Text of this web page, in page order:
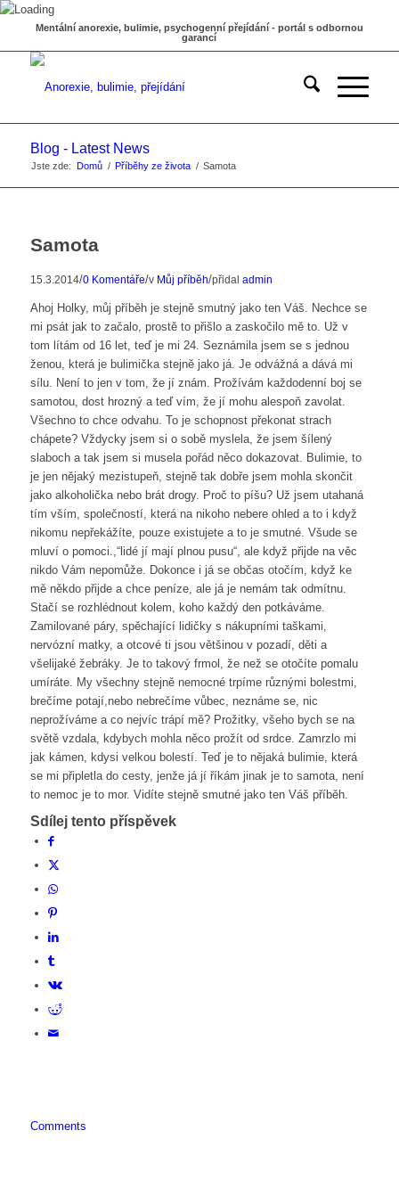
Mentální anorexie, bulimie, psychogenní přejídání - portál s odbornou
garancí
Blog - Latest News
Jste zde: Domů / Příběhy ze života / Samota
Samota
15.3.2014/0 Komentáře/v Můj příběh/přidal admin
Ahoj Holky, můj příběh je stejně smutný jako ten Váš. Nechce se
mi psát jak to začalo, prostě to přišlo a zaskočilo mě to. Už v
tom lítám od 16 let, teď je mi 24. Seznámila jsem se s jednou
ženou, která je bulimička stejně jako já. Je odvážná a dává mi
sílu. Není to jen v tom, že jí znám. Prožívám každodenní boj se
samotou, dost hrozný a teď vím, že jí mohu alespoň zavolat.
Všechno to chce odvahu. To je schopnost překonat strach
chápete? Vždycky jsem si o sobě myslela, že jsem šílený
slaboch a tak jsem si musela pořád něco dokazovat. Bulimie, to
je jen nějaký mezistupeň, stejně tak dobře jsem mohla skončit
jako alkoholička nebo brát drogy. Proč to píšu? Už jsem utahaná
tím vším, společností, která na nikoho nebere ohled a to i když
nikomu nepřekážíte, pouze existujete a to je smutné. Všude se
mluví o pomoci.,“lidé jí mají plnou pusu“, ale když přijde na věc
nikdo Vám nepomůže. Dokonce i já se občas otočím, když ke
mě někdo přijde a chce peníze, ale já je nemám tak odmítnu.
Stačí se rozhlédnout kolem, koho každý den potkáváme.
Zamilované páry, spěchající lidičky s nákupními taškami,
nervózní matky, a otcové ti jsou většinou v pozadí, děti a
všelijaké žebráky. Je to takový frmol, že než se otočíte pomalu
umíráte. My všechny stejně nemocné trpíme různými bolestmi,
brečíme potají,nebo nebrečíme vůbec, neznáme se, nic
neprožíváme a co nejvíc trápí mě? Prožitky, všeho bych se na
světě vzdala, kdybych mohla něco prožít od srdce. Zamrzlo mi
jak kámen, kdysi velkou bolestí. Teď je to nějaká bulimie, která
se mi připletla do cesty, jenže já jí říkám jinak je to samota, není
to nemoc je to mor. Vidíte stejně smutné jako ten Váš příběh.
Sdílej tento příspěvek
Comments